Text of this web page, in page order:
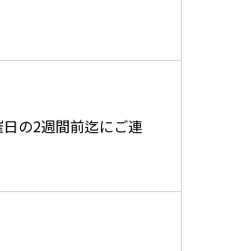
の2週間前迄にご連